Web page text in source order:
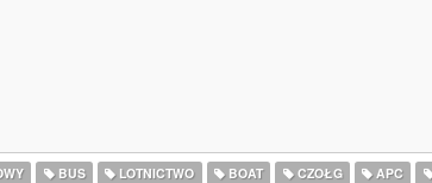
BUS LOTNICTWO BOAT CZOŁG APC